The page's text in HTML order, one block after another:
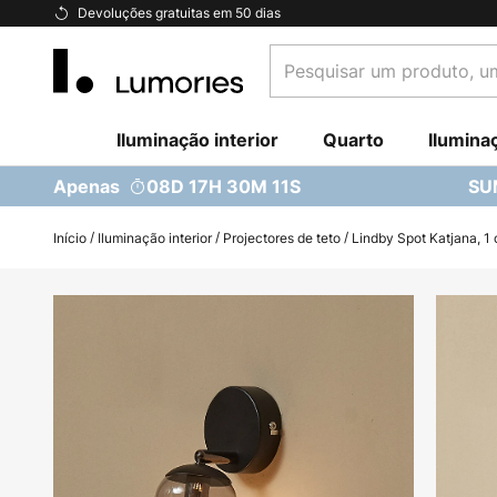
Devoluções gratuitas em 50 dias
Ir
Conteúdo
um
uma
categoria...
Iluminação interior Quarto
Apenas 08D 17H 30M 10S
Início Iluminação interior Projectores de teto Lindby Spot Katjana, 1